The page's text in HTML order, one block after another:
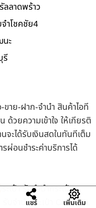
ลลาดพร้าว
ำโชคชัย4
ะ
รี
าย-ฝาก-จำนำ สินค้าไอที
ด้วยความเข้าใจ ให้เกียรติ
จะได้รับเงินสดในทันทีเต็ม
ผ่อนชำระค่าบริการได้
เป๋า รับจำนำกระเป๋า
บจำนำกระเป๋า CHANEL
แชร์ เพิ่มเติม